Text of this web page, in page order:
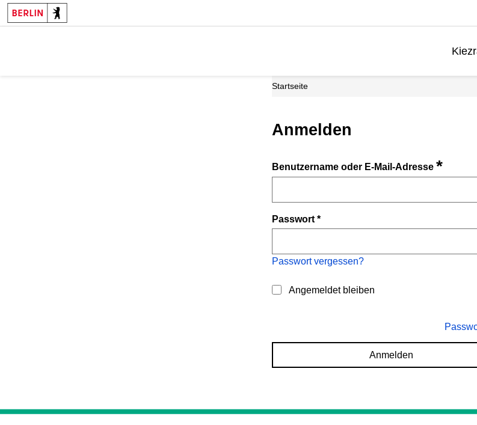
Startseite
Anmelden
Benutzername oder E-Mail-Adresse*
Passwort*
Passwort vergessen?
Angemeldet bleiben
Anmelden